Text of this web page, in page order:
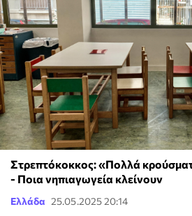
Στρεπτόκοκκος: «Πολλά
- Ποια νηπιαγωγεία κλείνουν
Ελλάδα 25.05.2025 20:14